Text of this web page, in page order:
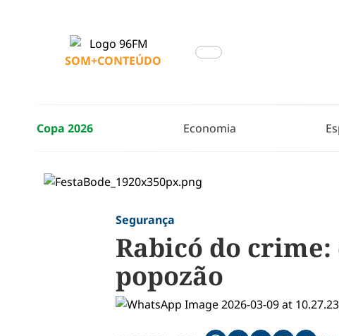
SOM+CONTEÚDO
Copa 2026 Economia
Segurança
Rabicó do
popozão